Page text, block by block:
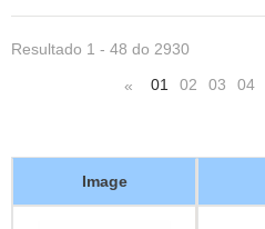
Resultado 1 - 48 do 2930
« 01 02 03 04
Image